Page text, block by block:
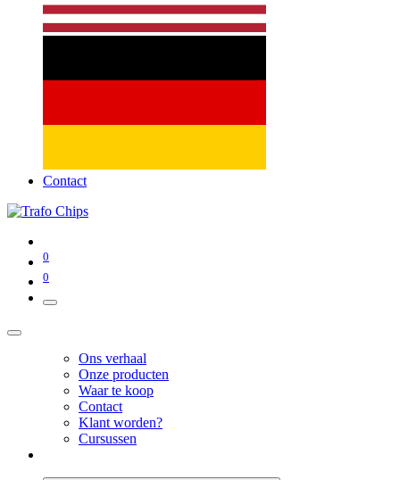
Contact
0
0
Ons verhaal
Onze producten
Waar te koop
Contact
Klant worden?
Cursussen